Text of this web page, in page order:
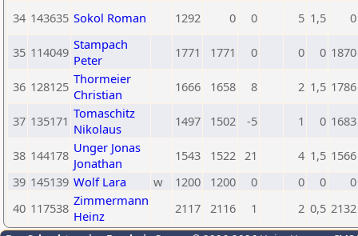
34 143635 Sokol Roman 1292 0 0 5 1,5 0
35 114049 Stampach
Peter
1771 1771 0 0 0 1870
36 128125 Thormeier
Christian
1666 1658 8 2 1,5 1786
37 135171 Tomaschitz
Nikolaus
1497 1502 -5 1 0 1683
38 144178 Unger Jonas
Jonathan
1543 1522 21 4 1,5 1566
39 145139 Wolf Lara w 1200 1200 0 0 0
0
40 117538 Zimmermann
Heinz
2117 2116 1 2 0,5 2132